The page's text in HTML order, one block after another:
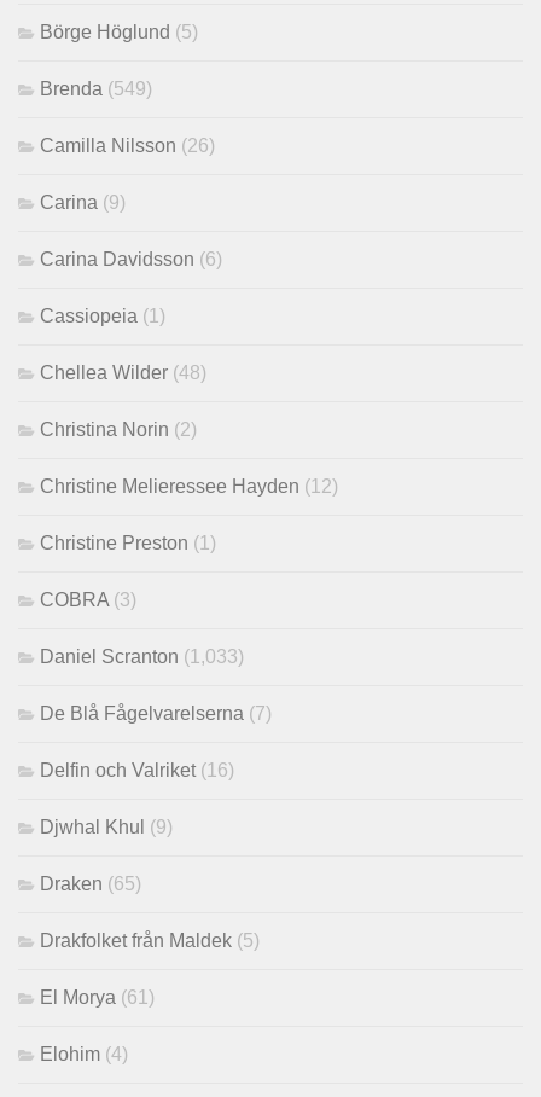
Börge Höglund (5)
Brenda (549)
Camilla Nilsson (26)
Carina (9)
Carina Davidsson (6)
Cassiopeia (1)
Chellea Wilder (48)
Christina Norin (2)
Christine Melieressee Hayden (12)
Christine Preston (1)
COBRA(3)
Daniel Scranton (1,033)
De Blå Fågelvarelserna (7)
Delfin och Valriket(16)
Djwhal Khul (9)
Draken (65)
Drakfolket från Maldek (5)
El Morya (61)
Elohim (4)